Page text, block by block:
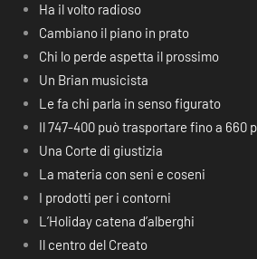
Ha il volto radioso
Cambiano il piano in prato
Chi lo perde aspetta il prossimo
Un Brian musicista
Le fa chi parla in senso figurato
Il 747-400 può trasportare fino a 660
Una Corte di giustizia
La materia con seni e coseni
I prodotti per i contorni
L’Holiday catena d’alberghi
Il centro del Creato